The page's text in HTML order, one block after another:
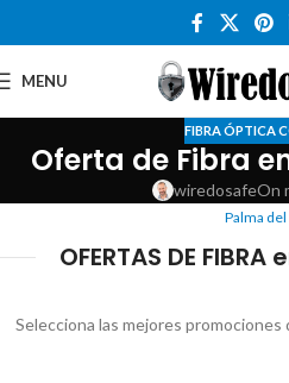
MENU
FIBRA ÓPTICA
Oferta de Fibra
wiredosafeOn
Palma del
OFERTAS DE
Selecciona las mejores promociones